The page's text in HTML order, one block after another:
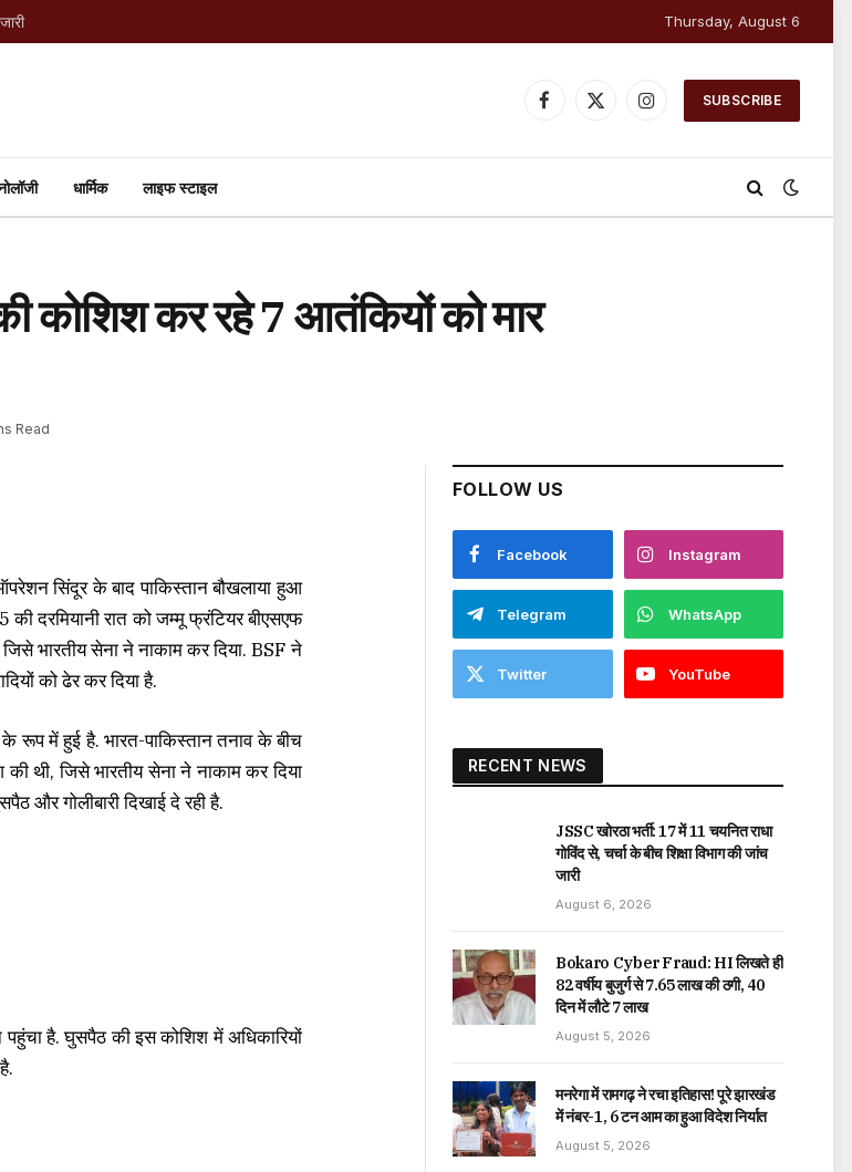
Thursday, August 6
Facebook
X
Instagram
SUBSCRIBE
धार्मिक लाइफ स्टाइल
कोशिश कर रहे 7 आतंकियों को मार
Read
सिंदूर के बाद पाकिस्तान बौखलाया हुआ
दरमियानी रात को जम्मू फ्रंटियर बीएसएफ
भारतीय सेना ने नाकाम कर दिया. BSF ने
को ढेर कर दिया है.
रूप में हुई है. भारत-पाकिस्तान तनाव के बीच
थी, जिसे भारतीय सेना ने नाकाम कर दिया
और गोलीबारी दिखाई दे रही है.
पहुंचा है. घुसपैठ की इस कोशिश में अधिकारियों
FOLLOW US
Facebook Instagram
Telegram WhatsApp
Twitter YouTube
RECENT NEWS
JSSC खोरठा भर्ती: 17 में 11 चयनित राधा
गोविंद से, चर्चा के बीच शिक्षा विभाग की जांच
जारी
August 6, 2026
Bokaro Cyber Fraud: HI लिखते ही
82 वर्षीय बुजुर्ग से ₹7.65 लाख की ठगी, 40
दिन में लौटे ₹7 लाख
August 5, 2026
मनरेगा में रामगढ़ ने रचा इतिहास! पूरे झारखंड
में नंबर-1, 6 टन आम का हुआ विदेश निर्यात
August 5, 2026